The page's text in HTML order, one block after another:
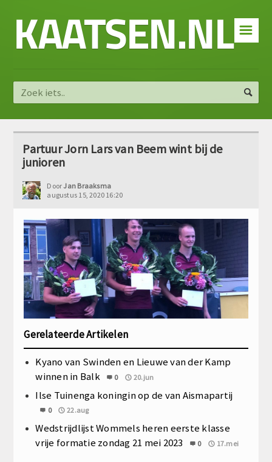
☰
KAATSEN.NL
Partuur Jorn Lars van Beem wint bij de
junioren
DoorJan Braaksma
augustus 15, 2020 16:20
Gerelateerde Artikelen
Kyano van Swinden en Lieuwe van der Kamp
winnen in Balk
0 20.jun
Ilse Tuinenga koningin op de van Aismapartij
0 22.aug
Wedstrijdlijst Wommels heren eerste klasse
vrije formatie zondag 21 mei 2023
0 17.mei